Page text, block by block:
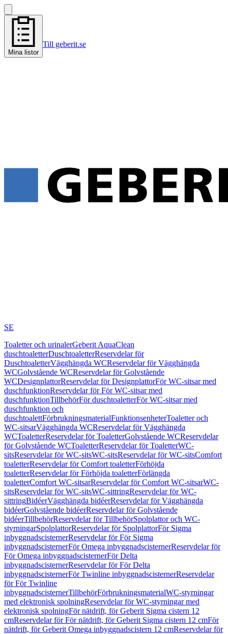
Mina listor
Till geberit.se
SE
Toaletter och urinalerGeberit AquaClean
duschtoaletterDuschtoaletterReservdelar för
DuschtoaletterVägghängda WCReservdelar för Vägghängda
WCGolvstående WCReservdelar för Golvstående
WCDesignplattorReservdelar för DesignplattorFör WC-sitsar med
duschfunktionReservdelar för För WC-sitsar med
duschfunktionTillbehörFör duschtoaletterFör WC-sitsar med
duschfunktion och
duschtoalettFörbrukningsmaterialFunktionsenheterToaletter och
WC-sitsarVägghängda WCReservdelar för Vägghängda
WCToaletterReservdelar för ToaletterGolvstående WCReservdelar
för Golvstående WCToaletterReservdelar för ToaletterWC-
sitsReservdelar för WC-sitsWC-sitsReservdelar för WC-sitsComfort
toaletterReservdelar för Comfort toaletterFörhöjda
toaletterReservdelar för Förhöjda toaletterFörlängda
toaletterComfort WC-sitsarReservdelar för Comfort WC-sitsarWC-
sitsReservdelar för WC-sitsWC-sittringReservdelar för WC-
sittringBidéerVägghängda bidéerReservdelar för Vägghängda
bidéerGolvstående bidéerReservdelar för Golvstående
bidéerTillbehörReservdelar för TillbehörSpolplattor och WC-
styrningarSpolplattorReservdelar för SpolplattorFör Sigma
inbyggnadscisternerReservdelar för För Sigma
inbyggnadscisternerFör Omega inbyggnadscisternerReservdelar för
För Omega inbyggnadscisternerFör Delta
inbyggnadscisternerReservdelar för För Delta
inbyggnadscisternerFör Twinline inbyggnadscisternerReservdelar
för För Twinline
inbyggnadscisternerTillbehörFörbrukningsmaterialWC-styrningar
med elektronisk spolningReservdelar för WC-styrningar med
elektronisk spolningFör nätdrift, för Geberit Sigma cistern 12
cmReservdelar för För nätdrift, för Geberit Sigma cistern 12 cmFör
nätdrift, för Geberit Omega inbyggnadscistern 12 cmReservdelar för